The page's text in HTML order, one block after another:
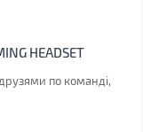
HEADSET
по команді,